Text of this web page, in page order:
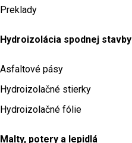
Preklady
Hydroizolácia spodnej stavby
Asfaltové pásy
Hydroizolačné stierky
Hydroizolačné fólie
Malty, potery a lepidlá